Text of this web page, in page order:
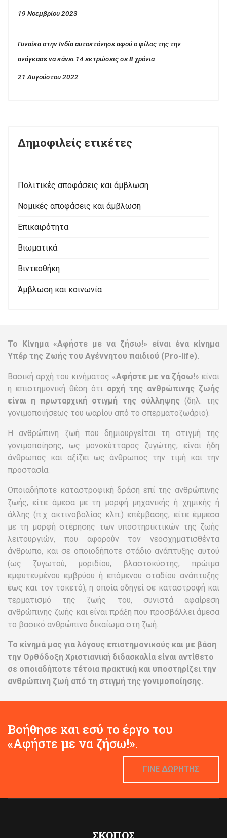
19 Νοεμβρίου 2023
Γυναίκα στην Ινδία αυτοκτόνησε αφού ο φίλος της την
ανάγκασε να κάνει 14 εκτρώσεις σε 8 χρόνια
21 Αυγούστου 2022
Δημοφιλείς ετικέτες
Πολιτικές αποφάσεις και άμβλωση
Νομικές αποφάσεις και άμβλωση
Επικαιρότητα
Βιωματικά
Βιντεοθήκη
Άμβλωση και κοινωνία
Το Κίνημα «Αφήστε με να ζήσω!» είναι ένα κίνημα
Υπέρ της Ζωής του Αγέννητου παιδιού (Pro-life).
Βασική αρχή του κινήματος «Αφήστε με να ζήσω!» είναι
η επιστημονική θέση ότι αρχή της ανθρώπινης ζωής
είναι η πρωταρχική στιγμή της σύλληψης(δηλ. της
γονιμοποιήσεως του ωαρίου από το σπερματοζωάριο).
Η ανθρώπινη ζωή που δημιουργείται τη στιγμή της
γονιμοποίησης, ως μονοκύτταρος ζυγώτης, είναι ήδη
άνθρωπος και αξίζει ως άνθρωπος την τιμή και την
προστασία.
Οποιαδήποτε καταστροφική δράση επί της ανθρώπινης
ζωής, είτε άμεσα με τη μορφή μηχανικής ή χημικής ή
άλλης (π.χ ακτινοβολίας κλπ.) επέμβασης, είτε έμμεσα
με τη μορφή στέρησης των υποστηρικτικών της ζωής
λειτουργιών, που αφορούν τον νεοσχηματισθέντα
άνθρωπο, και σε οποιοδήποτε στάδιο ανάπτυξης αυτού
(ως ζυγωτού, μοριδίου, βλαστοκύστης, πρώιμα
εμφυτευμένου εμβρύου ή επόμενου σταδίου ανάπτυξης
έως και τον τοκετό), η οποία οδηγεί σε καταστροφή και
τερματισμό της ζωής του, συνιστά αφαίρεση
ανθρώπινης ζωής και είναι πράξη που προσβάλλει άμεσα
το βασικό ανθρώπινο δικαίωμα στη ζωή.
Το κίνημά μας για λόγους επιστημονικούς και με βάση
την Ορθόδοξη Χριστιανική διδασκαλία είναι αντίθετο
σε οποιαδήποτε τέτοια πρακτική και υποστηρίζει την
ανθρώπινη ζωή από τη στιγμή της γονιμοποίησης.
Βοήθησε και εσύ το έργο του
«Αφήστε με να ζήσω!».
ΓΙΝΕ ΔΩΡΗΤΗΣ
ΣΚΟΠΟΣ